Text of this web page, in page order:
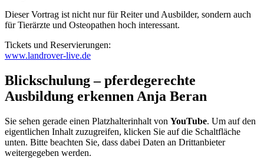
Dieser Vortrag ist nicht nur für Reiter und Ausbilder, sondern auch
für Tierärzte und Osteopathen hoch interessant.
Tickets und Reservierungen:
www.landrover-live.de
Blickschulung – pferdegerechte
Ausbildung erkennen Anja Beran
Sie sehen gerade einen Platzhalterinhalt von YouTube. Um auf den
eigentlichen Inhalt zuzugreifen, klicken Sie auf die Schaltfläche
unten. Bitte beachten Sie, dass dabei Daten an Drittanbieter
weitergegeben werden.